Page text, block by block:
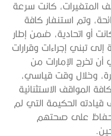
المتغيرات، كانت سرعة
وتم استنفار كافة
أو اتحادية، ضمن إطار
إلى تبني إجراءات وقرارات
أن تخرج الإمارات من
وخلال وقت قياسي،
المواقف الاستثنائية
الحكيمة التي لم
على صحتهم